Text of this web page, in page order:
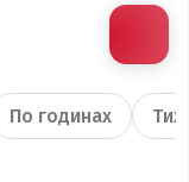
По годинах